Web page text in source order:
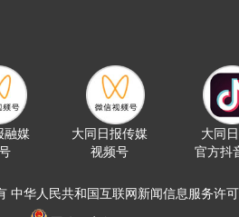
融媒
大同日报传媒
视频号
大同
官方抖
中华人民共和国互联网新闻信息服务许